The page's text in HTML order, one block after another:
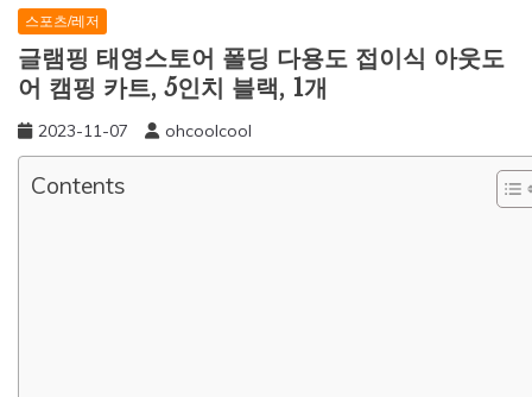
스포츠/레저
글램핑 태영스토어 폴딩 다용도 접이식 아웃도
어 캠핑 카트, 5인치 블랙, 1개
2023-11-07 ohcoolcool
Contents